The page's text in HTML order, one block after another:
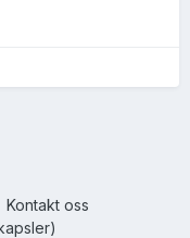
Kontakt oss